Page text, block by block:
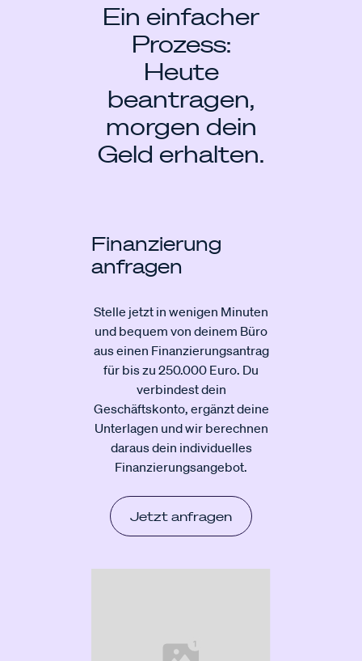
Ein einfacher
Prozess:
Heute
beantragen,
morgen dein
Geld erhalten.
Finanzierung
anfragen
Stelle jetzt in wenigen Minuten
und bequem von deinem Büro
aus einen Finanzierungsantrag
für bis zu 250.000 Euro. Du
verbindest dein
Geschäftskonto, ergänzt deine
Unterlagen und wir berechnen
daraus dein individuelles
Finanzierungsangebot.
Jetzt anfragen